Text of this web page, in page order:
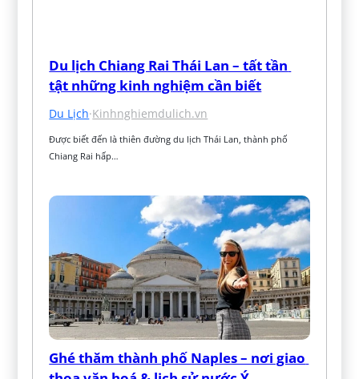
Du lịch Chiang Rai Thái Lan – tất tần
tật những kinh nghiệm cần biết
Du Lịch·Kinhnghiemdulich.vn
Được biết đến là thiên đường du lịch Thái Lan, thành phố
Chiang Rai hấp…
Ghé thăm thành phố Naples – nơi giao